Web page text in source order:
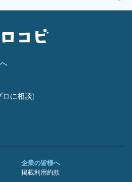
ロに相談)
企業の皆様へ
掲載利用約款